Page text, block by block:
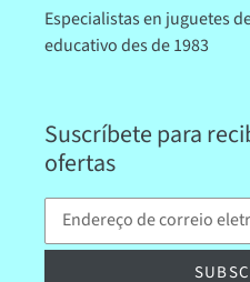
Especialistas en juguetes
educativo des de 1983
Suscríbete para
ofertas